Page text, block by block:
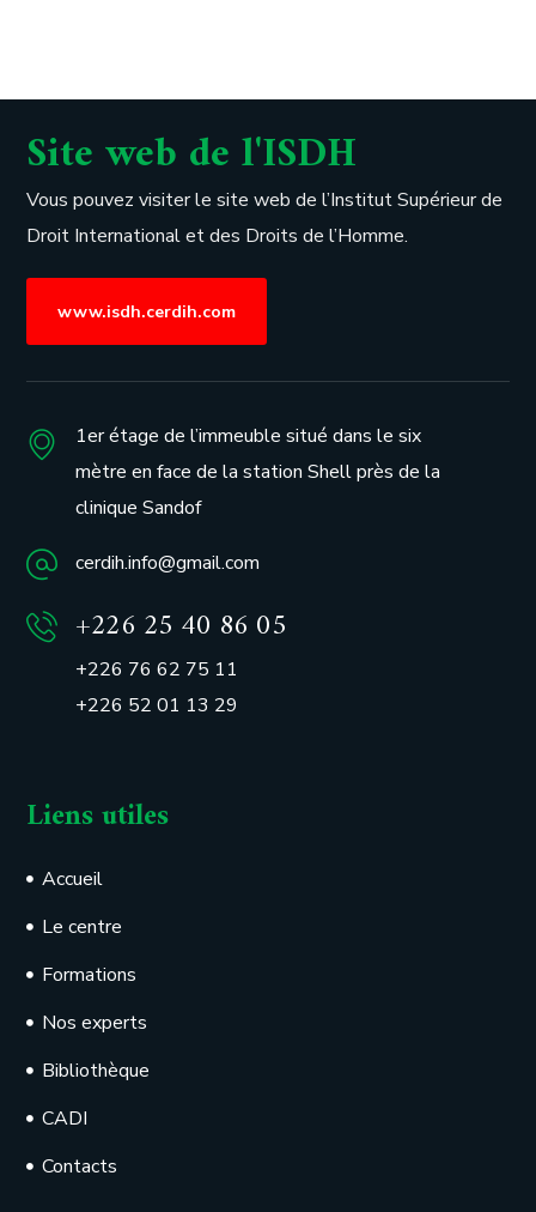
Site web de l'ISDH
Vous pouvez visiter le site web de l’Institut Supérieur de
Droit International et des Droits de l’Homme.
www.isdh.cerdih.com
1er étage de l’immeuble situé dans le six
mètre en face de la station Shell près de la
clinique Sandof
cerdih.info@gmail.com
+226 25 40 86 05
+226 76 62 75 11
+226 52 01 13 29
Liens utiles
Accueil
Le centre
Formations
Nos experts
Bibliothèque
CADI
Contacts